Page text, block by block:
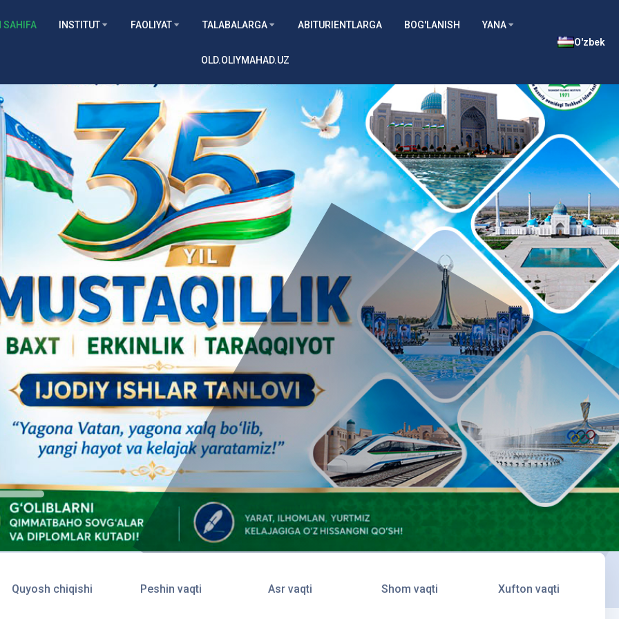
SAHIFA INSTITUT FAOLIYAT TALABALARGA ABITURIENTLARGA BOG'LANISH YANA
OLD.OLIYMAHAD.UZ
O'zbek
Quyosh chiqishi Peshin vaqti Asr vaqti Shom vaqti Xufton vaqti